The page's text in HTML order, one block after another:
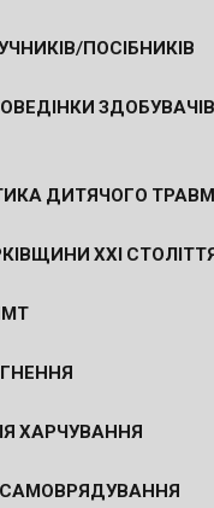
ПОСІБНИКІВ
ДИТЯЧОГО
ХХІ
ХАРЧУВАННЯ
САМОВРЯДУВАННЯ